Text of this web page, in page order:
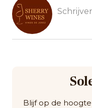
Schrijver
Blijf op de